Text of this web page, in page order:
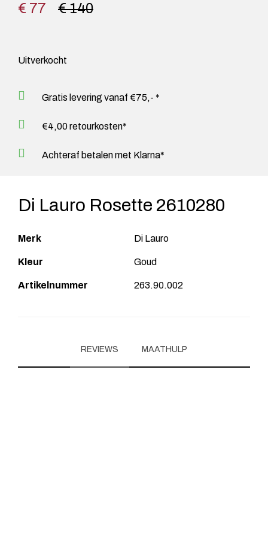
€ 140
€ 77
Uitverkocht
Gratis levering vanaf €75,- *
€4,00 retourkosten*
Achteraf betalen met Klarna*
Di Lauro Rosette 2610280
Merk Di Lauro
Kleur Goud
Artikelnummer 263.90.002
REVIEWS MAATHULP